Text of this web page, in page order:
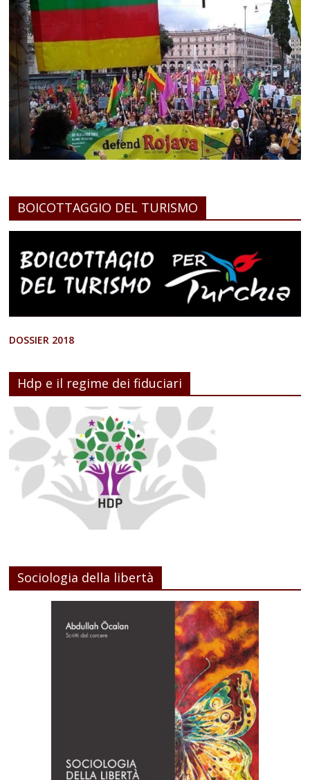
BOICOTTAGGIO DEL TURISMO
DOSSIER 2018
Hdp e il regime dei fiduciari
Sociologia della libertà